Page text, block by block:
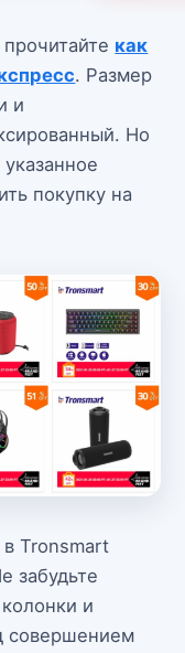
как
. Размер
и
Но
покупку на
Tronsmart
забудьте
и
совершением